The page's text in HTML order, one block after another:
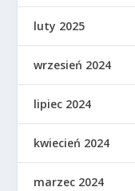
luty 2025
wrzesień 2024
lipiec 2024
kwiecień 2024
marzec 2024